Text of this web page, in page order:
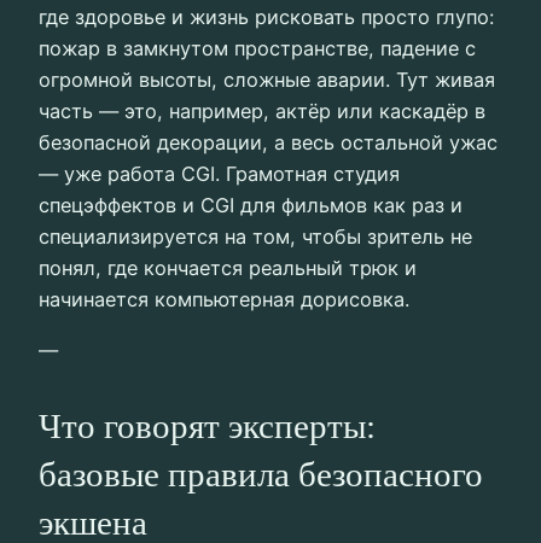
где здоровье и жизнь рисковать просто глупо:
пожар в замкнутом пространстве, падение с
огромной высоты, сложные аварии. Тут живая
часть — это, например, актёр или каскадёр в
безопасной декорации, а весь остальной ужас
— уже работа CGI. Грамотная студия
спецэффектов и CGI для фильмов как раз и
специализируется на том, чтобы зритель не
понял, где кончается реальный трюк и
начинается компьютерная дорисовка.
—
Что говорят эксперты:
базовые правила безопасного
экшена